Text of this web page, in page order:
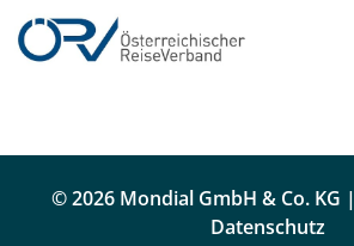
© 2026 Mondial GmbH & Co. KG |
Datenschutz